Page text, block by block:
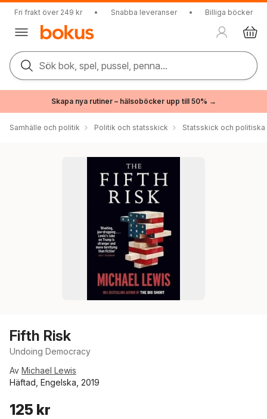
Fri frakt över 249 kr • Snabba leveranser • Billiga böcker
Sök bok, spel, pussel, penna...
Skapa nya rutiner – hälsoböcker upp till 50% →
Samhälle och politik Politik och statsskick Statsskick och
Fifth Risk
Undoing Democracy
Av Michael Lewis
Häftad, Engelska, 2019
125 kr